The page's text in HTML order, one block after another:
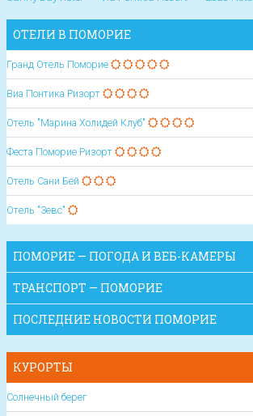
ОТЕЛИ В ПОМОРИЕ
Гранд Отель Поморие
Виа Понтика Ризорт
Отель "Марина Холидей Клуб"
Феста Поморие Ризорт
Отель Сани Бей
Отель "Зевс"
ПОМОРИЕ — ПОГОДА И ВЕБ-КАМЕРЫ
ТРАНСПОРТ — ПОМОРИЕ
ПОСЛЕДНИЕ НОВОСТИ ПОМОРИЕ
КУРОРТЫ
Солнечный берег